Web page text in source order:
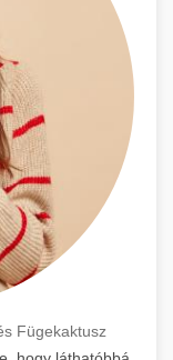
Fügekaktusz